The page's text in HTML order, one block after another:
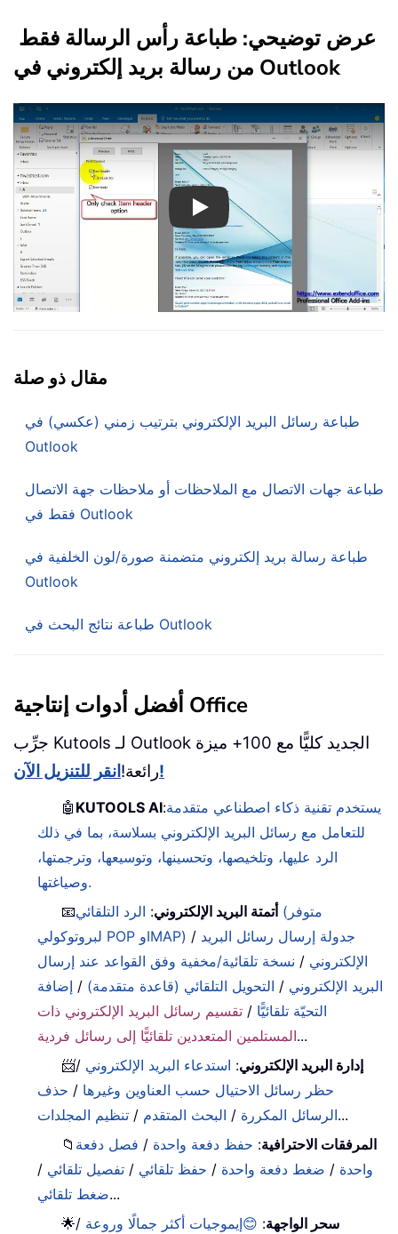
عرض توضيحي: طباعة رأس الرسالة فقط
من رسالة بريد إلكتروني في Outlook
Play
مقال ذو صلة
طباعة رسائل البريد الإلكتروني بترتيب زمني (عكسي) في
Outlook
طباعة جهات الاتصال مع الملاحظات أو ملاحظات جهة الاتصال
فقط في Outlook
طباعة رسالة بريد إلكتروني متضمنة صورة/لون الخلفية في
Outlook
طباعة نتائج البحث في Outlook
أفضل أدوات إنتاجية Office
جرِّب Kutools لـ Outlook الجديد كليًّا مع 100+ ميزة
رائعة!انقر للتنزيل الآن!
🤖 KUTOOLS AI:يستخدم تقنية ذكاء اصطناعي متقدمة
للتعامل مع رسائل البريد الإلكتروني بسلاسة، بما في ذلك
الرد عليها، وتلخيصها، وتحسينها، وتوسيعها، وترجمتها،
وصياغتها.
📧
أتمتة البريد الإلكتروني: الرد التلقائي (متوفر
لبروتوكولي POP وIMAP) / جدولة إرسال رسائل البريد
الإلكتروني / نسخة تلقائية/مخفية وفق القواعد عند إرسال
البريد الإلكتروني / التحويل التلقائي (قاعدة متقدمة) / إضافة
التحيّة تلقائيًّا / تقسيم رسائل البريد الإلكتروني ذات
المستلمين المتعددين تلقائيًّا إلى رسائل فردية...
📨
إدارة البريد الإلكتروني: استدعاء البريد الإلكتروني /
حظر رسائل الاحتيال حسب العناوين وغيرها / حذف
الرسائل المكررة / البحث المتقدم / تنظيم المجلدات
...
📁
المرفقات الاحترافية: حفظ دفعة واحدة / فصل دفعة
واحدة / ضغط دفعة واحدة / حفظ تلقائي / تفصيل تلقائي /
ضغط تلقائي...
🌟
سحر الواجهة: 😊إيموجيات أكثر جمالًا وروعة /